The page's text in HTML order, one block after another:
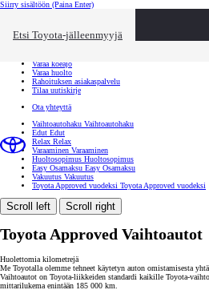
Siirry sisältöön (Paina Enter)
Etsi Toyota-jälleenmyyjä
Toyota palvelee Sulje
Varaa koeajo
Varaa huolto
Rahoituksen asiakaspalvelu
Tilaa uutiskirje
Ota yhteyttä
Vaihtoautohaku Vaihtoautohaku
Edut Edut
Relax Relax
Varaaminen Varaaminen
Huoltosopimus Huoltosopimus
Easy Osamaksu Easy Osamaksu
Vakuutus Vakuutus
Toyota Approved vuodeksi Toyota Approved vuodeksi
Scroll left Scroll right
Toyota Approved Vaihtoautot
Huolettomia kilometrejä
Me Toyotalla olemme tehneet käytetyn auton omistamisesta
Vaihtoautot on Toyota-liikkeiden standardi kaikille Toyota-
mittarilukema enintään 185 000 km.